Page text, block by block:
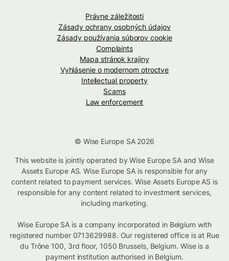
Právne záležitosti
Zásady ochrany osobných údajov
Zásady používania súborov cookie
Complaints
Mapa stránok krajiny
Vyhlásenie o modernom otroctve
Intellectual property
Scams
Law enforcement
© Wise Europe SA 2026
This website is jointly operated by Wise Europe SA and Wise
Assets Europe AS. Wise Europe SA is responsible for any
content related to payment services. Wise Assets Europe AS is
responsible for any content related to investment services,
including marketing.
Wise Europe SA is a company incorporated in Belgium with
registered number 0713629988. Our registered office is at Rue
du Trône 100, 3rd floor, 1050 Brussels, Belgium. Wise is a
payment institution authorised in Belgium.